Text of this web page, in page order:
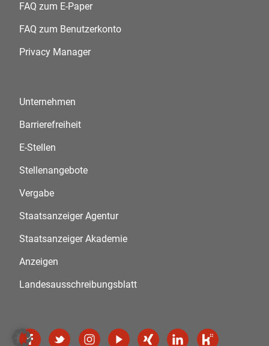
FAQ zum E-Paper
FAQ zum Benutzerkonto
Privacy Manager
Unternehmen
Barrierefreiheit
E-Stellen
Stellenangebote
Vergabe
Staatsanzeiger Agentur
Staatsanzeiger Akademie
Anzeigen
Landesausschreibungsblatt